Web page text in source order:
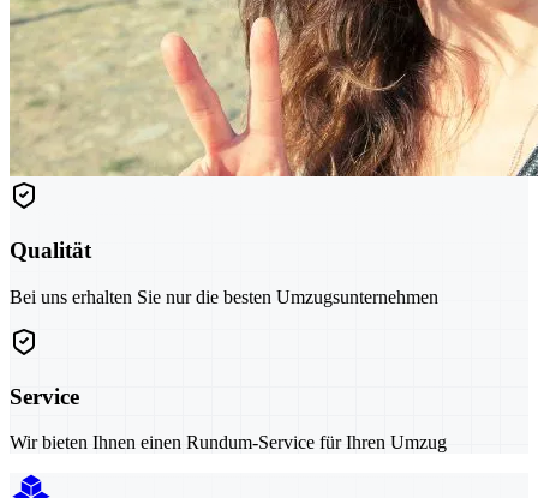
Qualität
Bei uns erhalten Sie nur die besten Umzugsunternehmen
Service
Wir bieten Ihnen einen Rundum-Service für Ihren Umzug